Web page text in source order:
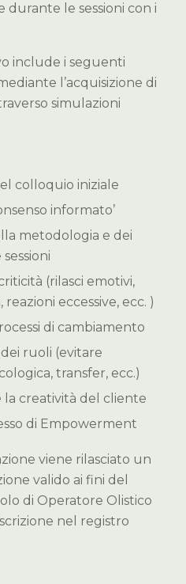
durante le sessioni con i
include i seguenti
l’acquisizione di
simulazioni
colloquio iniziale
informato’
metodologia e dei
(rilasci emotivi,
reazioni eccessive, ecc. )
di cambiamento
ruoli (evitare
transfer, ecc.)
la creatività del cliente
di Empowerment
viene rilasciato un
valido ai fini del
di Operatore Olistico
nel registro